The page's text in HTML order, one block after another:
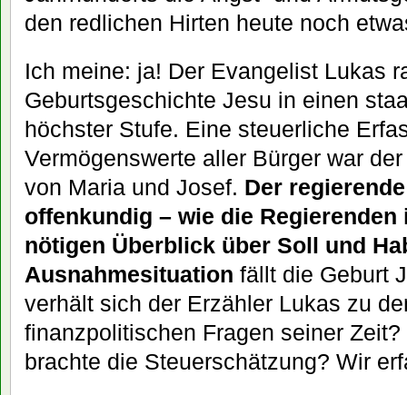
den redlichen Hirten heute noch
Ich meine: ja! Der Evangelist Lukas
Geburtsgeschichte Jesu in einen
höchster Stufe. Eine steuerliche
Vermögenswerte aller Bürger war
von Maria und Josef. Der
offenkundig – wie die Regierenden
nötigen Überblick über Soll und
Ausnahmesituation fällt die Geburt
verhält sich der Erzähler Lukas zu
finanzpolitischen Fragen seiner
brachte die Steuerschätzung? Wir